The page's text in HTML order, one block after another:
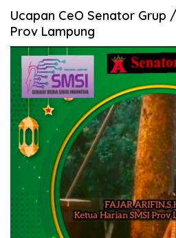
Ucapan CeO Senator Grup
Prov Lampung